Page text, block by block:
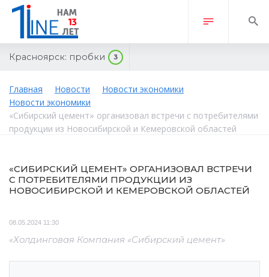
Красноярск: пробки 3
Главная Новости
Новости экономики
Новости экономики
«Сибирский цемент» организовал встречи с потребителями
продукции из Новосибирской и Кемеровской областей
«СИБИРСКИЙ ЦЕМЕНТ» ОРГАНИЗОВАЛ ВСТРЕЧИ
С ПОТРЕБИТЕЛЯМИ ПРОДУКЦИИ ИЗ
НОВОСИБИРСКОЙ И КЕМЕРОВСКОЙ ОБЛАСТЕЙ
08.05.2024 11:30
«Холдинговая Компания «Сибирский цемент»